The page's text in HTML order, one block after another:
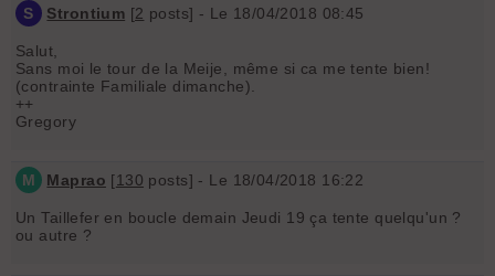
S Strontium [2 posts] - Le 18/04/2018 08:45
Salut,
Sans moi le tour de la Meije, même si ca me tente bien!
(contrainte Familiale dimanche).
++
Gregory
M Maprao [130 posts] - Le 18/04/2018 16:22
Un Taillefer en boucle demain Jeudi 19 ça tente quelqu'un ?
ou autre ?